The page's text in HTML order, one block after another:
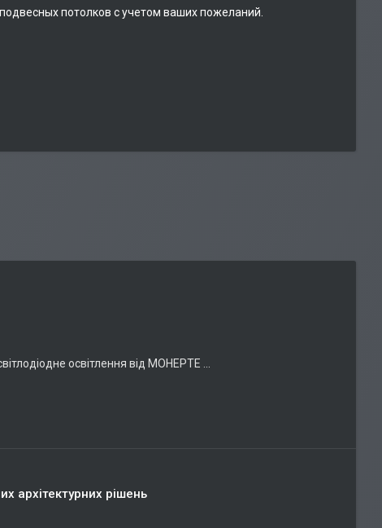
потолков с учетом ваших пожеланий.
освітлення від МОНЕРТЕ ...
архітектурних рішень